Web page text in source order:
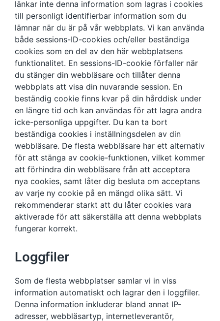
länkar inte denna information som lagras i cookies
till personligt identifierbar information som du
lämnar när du är på vår webbplats. Vi kan använda
både sessions-ID-cookies och/eller beständiga
cookies som en del av den här webbplatsens
funktionalitet. En sessions-ID-cookie förfaller när
du stänger din webbläsare och tillåter denna
webbplats att visa din nuvarande session. En
beständig cookie finns kvar på din hårddisk under
en längre tid och kan användas för att lagra andra
icke-personliga uppgifter. Du kan ta bort
beständiga cookies i inställningsdelen av din
webbläsare. De flesta webbläsare har ett alternativ
för att stänga av cookie-funktionen, vilket kommer
att förhindra din webbläsare från att acceptera
nya cookies, samt låter dig besluta om acceptans
av varje ny cookie på en mängd olika sätt. Vi
rekommenderar starkt att du låter cookies vara
aktiverade för att säkerställa att denna webbplats
fungerar korrekt.
Loggfiler
Som de flesta webbplatser samlar vi in ​​viss
information automatiskt och lagrar den i loggfiler.
Denna information inkluderar bland annat IP-
adresser, webbläsartyp, internetleverantör,